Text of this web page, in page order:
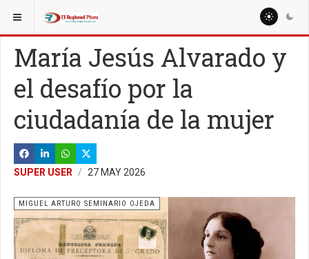
ESTÁ AQUÍ: COLUMNISTAS
María Jesús Alvarado y
el desafío por la
ciudadanía de la mujer
SUPER USER 27 MAY 2026
MIGUEL ARTURO SEMINARIO OJEDA